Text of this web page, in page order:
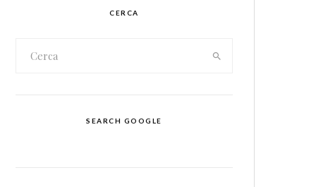
CERCA
SEARCH GOOGLE